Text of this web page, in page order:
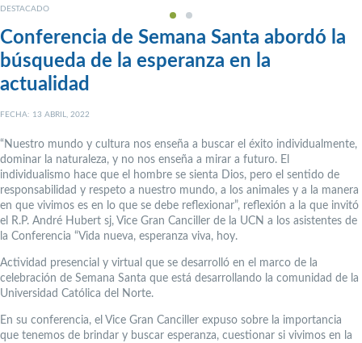
DESTACADO
Conferencia de Semana Santa abordó la
búsqueda de la esperanza en la
actualidad
FECHA: 13 ABRIL, 2022
“Nuestro mundo y cultura nos enseña a buscar el éxito individualmente,
dominar la naturaleza, y no nos enseña a mirar a futuro. El
individualismo hace que el hombre se sienta Dios, pero el sentido de
responsabilidad y respeto a nuestro mundo, a los animales y a la manera
en que vivimos es en lo que se debe reflexionar”, reflexión a la que invitó
el R.P. André Hubert sj, Vice Gran Canciller de la UCN a los asistentes de
la Conferencia “Vida nueva, esperanza viva, hoy.
Actividad presencial y virtual que se desarrolló en el marco de la
celebración de Semana Santa que está desarrollando la comunidad de la
Universidad Católica del Norte.
En su conferencia, el Vice Gran Canciller expuso sobre la importancia
que tenemos de brindar y buscar esperanza, cuestionar si vivimos en la